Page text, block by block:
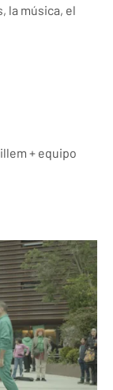
la música, el
+ equipo